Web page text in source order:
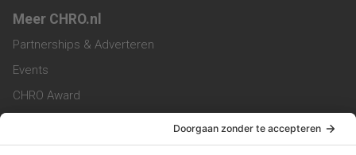
Meer CHRO.nl
Partnerships & Adverteren
Events
CHRO Award
CHRO Magazine